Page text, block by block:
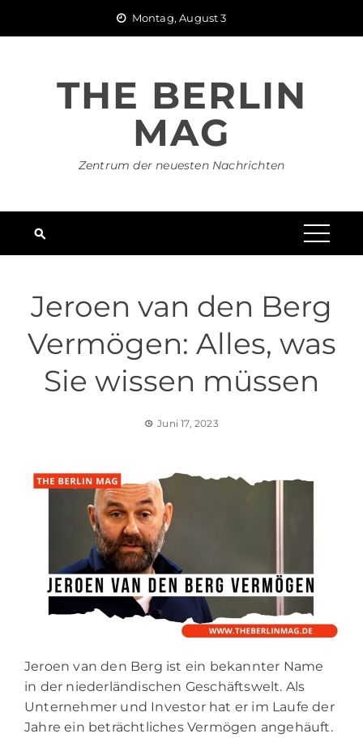
Montag, August 3
THE BERLIN
MAG
Zentrum der neuesten Nachrichten
Jeroen van den Berg
Vermögen: Alles, was
Sie wissen müssen
Juni 17, 2023
Jeroen van den Berg ist ein bekannter Name
in der niederländischen Geschäftswelt. Als
Unternehmer und Investor hat er im Laufe der
Jahre ein beträchtliches Vermögen angehäuft.